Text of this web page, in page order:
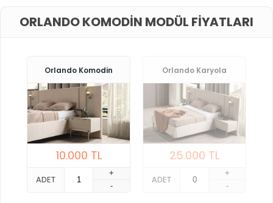
ORLANDO KOMODIN MODÜL FIYATLARI
Orlando Komodin
10.000 TL
ADET
+
-
Orlando Karyola
25.000 TL
ADET
+
-